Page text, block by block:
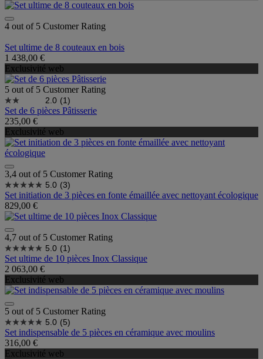
4 out of 5 Customer Rating
Set ultime de 8 couteaux en bois
1 438,00 €
Exclusivité web
5 out of 5 Customer Rating
2.0 (1)
Set de 6 pièces Pâtisserie
235,00 €
Exclusivité web
3,4 out of 5 Customer Rating
5.0 (3)
Set initiation de 3 pièces en fonte émaillée avec nettoyant écologique
829,00 €
4,7 out of 5 Customer Rating
5.0 (1)
Set ultime de 10 pièces Inox Classique
2 063,00 €
Exclusivité web
5 out of 5 Customer Rating
5.0 (5)
Set indispensable de 5 pièces en céramique avec moulins
316,00 €
Exclusivité web